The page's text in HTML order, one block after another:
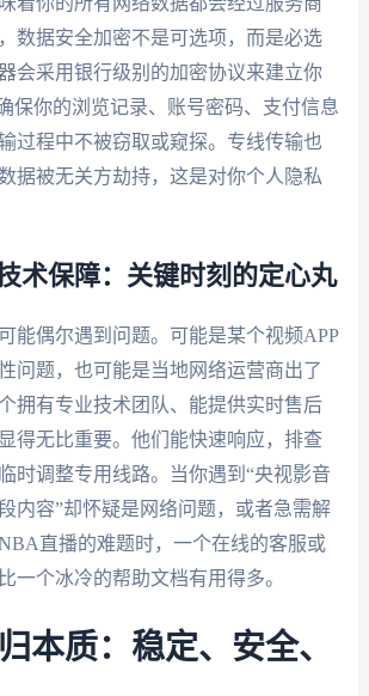
数据安全加密不是可选项，而是必选
会采用银行级别的加密协议来建立你
保你的浏览记录、账号密码、支付信息
过程中不被窃取或窥探。专线传输也
据被无关方劫持，这是对你个人隐私
术保障：关键时刻的定心丸
能偶尔遇到问题。可能是某个视频APP
问题，也可能是当地网络运营商出了
拥有专业技术团队、能提供实时售后
得无比重要。他们能快速响应，排查
时调整专用线路。当你遇到“央视影音
内容”却怀疑是网络问题，或者急需解
直播的难题时，一个在线的客服或
一个冰冷的帮助文档有用得多。
本质：稳定、安全、